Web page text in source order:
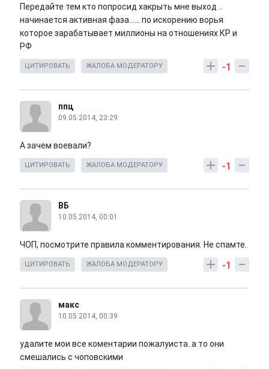
Передайте тем кто попросид хакрыть мне выход ..
начинается активная фаза...... по искорению ворья
которое зарабатывает миллионы на отношениях КР и
РФ
-1
ЦИТИРОВАТЬ ЖАЛОБА МОДЕРАТОРУ
ппц
09.05.2014, 23:29
А зачем воевали?
-1
ЦИТИРОВАТЬ ЖАЛОБА МОДЕРАТОРУ
ВБ
10.05.2014, 00:01
ЧОП, посмотрите правила комментирования. Не спамте.
-1
ЦИТИРОВАТЬ ЖАЛОБА МОДЕРАТОРУ
макс
10.05.2014, 00:39
удалите мои все коментарии пожалуиста..а то они
смешались с чоповскими